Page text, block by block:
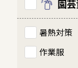
園
暑熱対策
作業服